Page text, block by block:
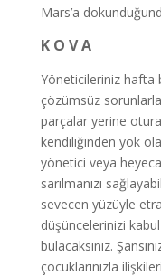
Mars’a
K O V A
Yöneticileriniz hafta
çözümsüz
parçalar yerine
kendiliğinden yok
yönetici veya
sarılmanızı
sevecen yüzüyle
düşüncelerinizi
bulacaksınız.
çocuklarınızla